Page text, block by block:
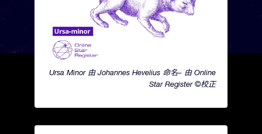
Ursa Minor 由 Johannes Hevelius 命名– 由 Online
Star Register ©校正